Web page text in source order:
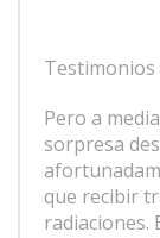
Testimonios
Pero a
sorpresa
que recibir
radiaciones.